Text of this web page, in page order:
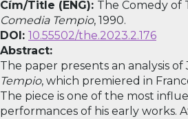
Cím/Title (ENG): The Comedy of
Comedia Tempio, 1990.
DOI: 10.55502/the.2023.2.176
Abstract:
The paper presents an analysis of
Tempio, which premiered in
The piece is one of the most
performances of his early works.